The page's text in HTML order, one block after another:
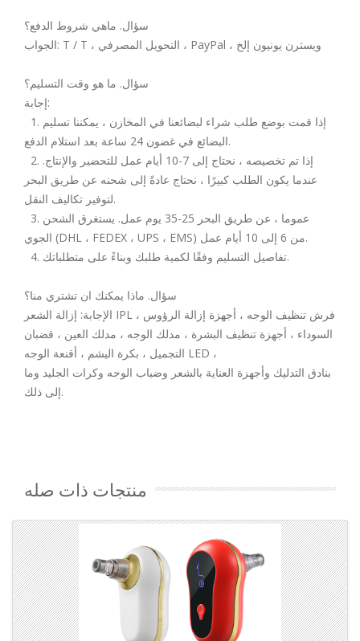
سؤال. ماهي شروط الدفع؟
الجواب: T / T ، التحويل المصرفي ، PayPal ، ويسترن يونيون إلخ
سؤال. ما هو وقت التسليم؟
إجابة:
1. إذا قمت بوضع طلب شراء لبضائعنا في المخازن ، يمكننا تسليم
البضائع في غضون 24 ساعة بعد استلام الدفع.
2. إذا تم تخصيصه ، نحتاج إلى 7-10 أيام عمل للتحضير والإنتاج.
عندما يكون الطلب كبيرًا ، نحتاج عادةً إلى شحنه عن طريق البحر
لتوفير تكاليف النقل.
3. عموما ، عن طريق البحر 25-35 يوم عمل. يستغرق الشحن
الجوي (DHL ، FEDEX ، UPS ، EMS) من 6 إلى 10 أيام عمل.
4. تفاصيل التسليم وفقًا لكمية طلبك وبناءً على متطلباتك.
سؤال. ماذا يمكنك ان تشتري منا؟
الإجابة: إزالة الشعر IPL ، فرش تنظيف الوجه ، أجهزة إزالة الرؤوس
السوداء ، أجهزة تنظيف البشرة ، مدلك الوجه ، مدلك العين ، قضبان
التجميل ، بكرة اليشم ، أقنعة الوجه LED ،
بنادق التدليك وأجهزة العناية بالشعر وضباب الوجه وكرات الجليد وما
إلى ذلك.
منتجات ذات صله